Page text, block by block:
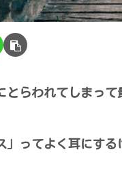
とらわれてしまっ
」ってよく耳にす